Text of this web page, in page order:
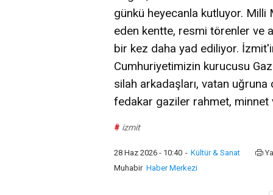
günkü heyecanla kutluyor.
eden kentte, resmi törenler ve
bir kez daha yad ediliyor.
Cumhuriyetimizin kurucusu
silah arkadaşları, vatan
fedakar gaziler rahmet, minnet
# izmit
28 Haz 2026 - 10:40 - Kültür & Sanat
Muhabir Haber Merkezi